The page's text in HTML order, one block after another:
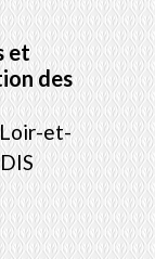
et
des
et-